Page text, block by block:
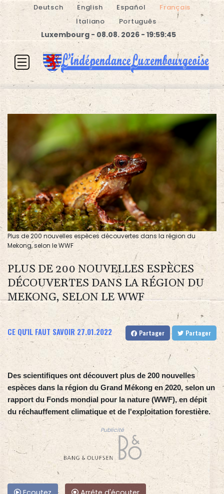
Deutsch English Español
Français
Italiano
Português
Luxembourg - 08.08. 2026 - 19:59:45
Plus de 200 nouvelles espèces découvertes dans la région du
Mekong, selon le WWF
PLUS DE 200 NOUVELLES ESPÈCES
DÉCOUVERTES DANS LA RÉGION DU
MEKONG, SELON LE WWF
CE QU'IL FAUT SAVOIR 27.01.2022 Partager Partager
Des scientifiques ont découvert plus de 200 nouvelles
espèces dans la région du Grand Mékong en 2020, selon un
rapport du Fonds mondial pour la nature (WWF), en dépit
du réchauffement climatique et de l'exploitation forestière.
Publicité